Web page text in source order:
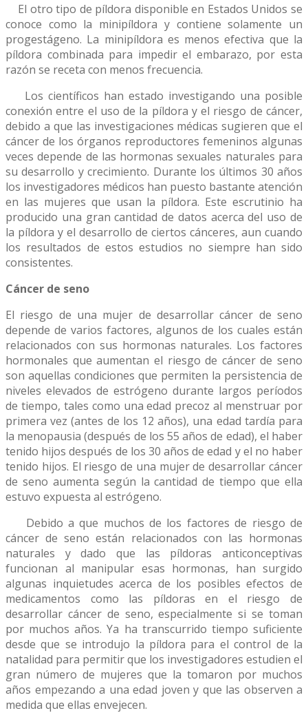
El otro tipo de píldora disponible en Estados Unidos se
conoce como la minipíldora y contiene solamente un
progestágeno. La minipíldora es menos efectiva que la
píldora combinada para impedir el embarazo, por esta
razón se receta con menos frecuencia.
Los científicos han estado investigando una posible
conexión entre el uso de la píldora y el riesgo de cáncer,
debido a que las investigaciones médicas sugieren que el
cáncer de los órganos reproductores femeninos algunas
veces depende de las hormonas sexuales naturales para
su desarrollo y crecimiento. Durante los últimos 30 años
los investigadores médicos han puesto bastante atención
en las mujeres que usan la píldora. Este escrutinio ha
producido una gran cantidad de datos acerca del uso de
la píldora y el desarrollo de ciertos cánceres, aun cuando
los resultados de estos estudios no siempre han sido
consistentes.
Cáncer de seno
El riesgo de una mujer de desarrollar cáncer de seno
depende de varios factores, algunos de los cuales están
relacionados con sus hormonas naturales. Los factores
hormonales que aumentan el riesgo de cáncer de seno
son aquellas condiciones que permiten la persistencia de
niveles elevados de estrógeno durante largos períodos
de tiempo, tales como una edad precoz al menstruar por
primera vez (antes de los 12 años), una edad tardía para
la menopausia (después de los 55 años de edad), el haber
tenido hijos después de los 30 años de edad y el no haber
tenido hijos. El riesgo de una mujer de desarrollar cáncer
de seno aumenta según la cantidad de tiempo que ella
estuvo expuesta al estrógeno.
Debido a que muchos de los factores de riesgo de
cáncer de seno están relacionados con las hormonas
naturales y dado que las píldoras anticonceptivas
funcionan al manipular esas hormonas, han surgido
algunas inquietudes acerca de los posibles efectos de
medicamentos como las píldoras en el riesgo de
desarrollar cáncer de seno, especialmente si se toman
por muchos años. Ya ha transcurrido tiempo suficiente
desde que se introdujo la píldora para el control de la
natalidad para permitir que los investigadores estudien el
gran número de mujeres que la tomaron por muchos
años empezando a una edad joven y que las observen a
medida que ellas envejecen.